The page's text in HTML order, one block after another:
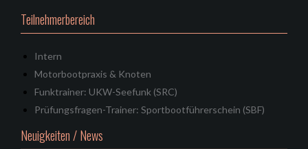
Teilnehmerbereich
Intern
Motorbootpraxis & Knoten
Funktrainer: UKW-Seefunk (SRC)
Prüfungsfragen-Trainer: Sportbootführerschein (SBF)
Neuigkeiten / News